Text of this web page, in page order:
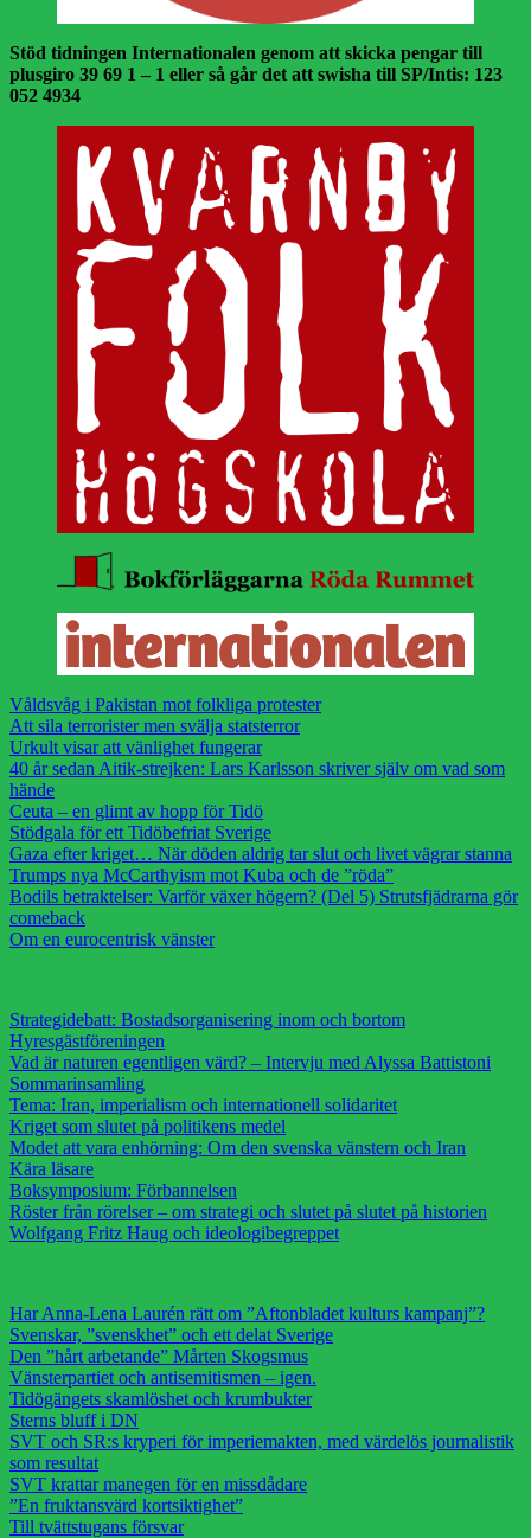
Stöd tidningen Internationalen genom att skicka pengar till
plusgiro 39 69 1 – 1 eller så går det att swisha till SP/Intis: 123
052 4934
Våldsvåg i Pakistan mot folkliga protester
Att sila terrorister men svälja statsterror
Urkult visar att vänlighet fungerar
40 år sedan Aitik-strejken: Lars Karlsson skriver själv om vad som
hände
Ceuta – en glimt av hopp för Tidö
Stödgala för ett Tidöbefriat Sverige
Gaza efter kriget… När döden aldrig tar slut och livet vägrar stanna
Trumps nya McCarthyism mot Kuba och de ”röda”
Bodils betraktelser: Varför växer högern? (Del 5) Strutsfjädrarna gör
comeback
Om en eurocentrisk vänster
Strategidebatt: Bostadsorganisering inom och bortom
Hyresgästföreningen
Vad är naturen egentligen värd? – Intervju med Alyssa Battistoni
Sommarinsamling
Tema: Iran, imperialism och internationell solidaritet
Kriget som slutet på politikens medel
Modet att vara enhörning: Om den svenska vänstern och Iran
Kära läsare
Boksymposium: Förbannelsen
Röster från rörelser – om strategi och slutet på slutet på historien
Wolfgang Fritz Haug och ideologibegreppet
Har Anna-Lena Laurén rätt om ”Aftonbladet kulturs kampanj”?
Svenskar, ”svenskhet” och ett delat Sverige
Den ”hårt arbetande” Mårten Skogsmus
Vänsterpartiet och antisemitismen – igen.
Tidögängets skamlöshet och krumbukter
Sterns bluff i DN
SVT och SR:s kryperi för imperiemakten, med värdelös journalistik
som resultat
SVT krattar manegen för en missdådare
”En fruktansvärd kortsiktighet”
Till tvättstugans försvar